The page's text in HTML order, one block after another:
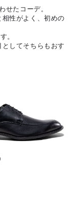
せたコーデ。
相性がよく、初めの
。
してそちらもおす